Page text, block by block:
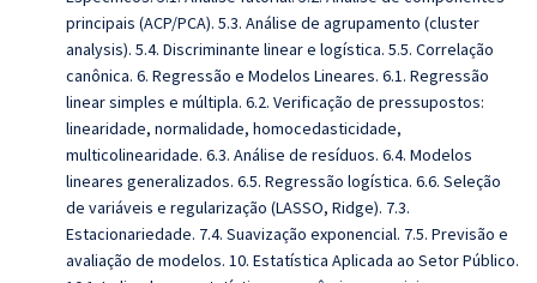
principais (ACP/PCA). 5.3. Análise de agrupamento (cluster
analysis). 5.4. Discriminante linear e logística. 5.5. Correlação
canônica. 6. Regressão e Modelos Lineares. 6.1. Regressão
linear simples e múltipla. 6.2. Verificação de pressupostos:
linearidade, normalidade, homocedasticidade,
multicolinearidade. 6.3. Análise de resíduos. 6.4. Modelos
lineares generalizados. 6.5. Regressão logística. 6.6. Seleção
de variáveis e regularização (LASSO, Ridge). 7.3.
Estacionariedade. 7.4. Suavização exponencial. 7.5. Previsão e
avaliação de modelos. 10. Estatística Aplicada ao Setor Público.